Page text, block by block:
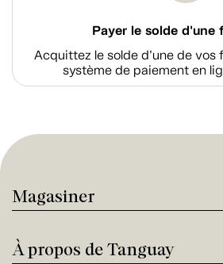
Payer le solde d'une
Acquittez le solde d’une de
système de paiement en
Magasiner
À propos de Tanguay